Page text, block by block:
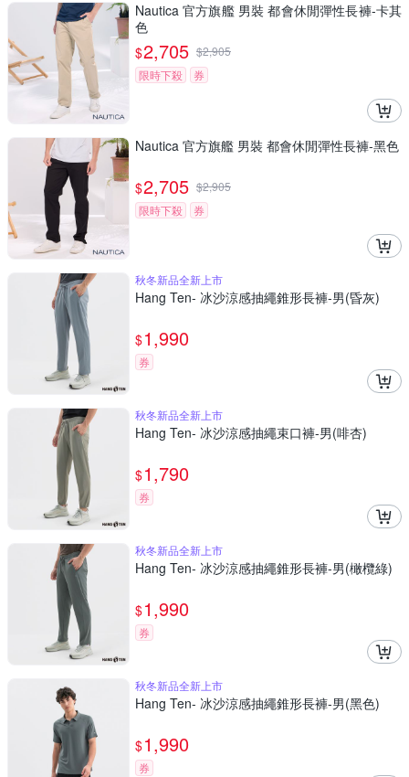
Nautica 官方旗艦 男裝 都會休閒彈性長褲-卡其
色
$2,705 $2,905
限時下殺
券
Nautica 官方旗艦 男裝 都會休閒彈性長褲-黑色
$2,705 $2,905
限時下殺
券
秋冬新品全新上市
Hang Ten- 冰沙涼感抽繩錐形長褲-男(昏灰)
$1,990
券
秋冬新品全新上市
Hang Ten- 冰沙涼感抽繩束口褲-男(啡杏)
$1,790
券
秋冬新品全新上市
Hang Ten- 冰沙涼感抽繩錐形長褲-男(橄欖綠)
$1,990
券
秋冬新品全新上市
Hang Ten- 冰沙涼感抽繩錐形長褲-男(黑色)
$1,990
券